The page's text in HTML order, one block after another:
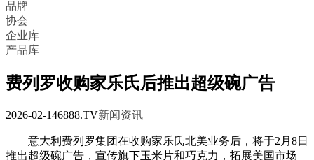
品牌
协会
企业库
产品库
费列罗收购家乐氏后推出超级碗广告
2026-02-146888.TV新闻资讯
意大利费列罗集团在收购家乐氏北美业务后，将于2月8日
推出超级碗广告，宣传旗下玉米片和巧克力，拓展美国市场